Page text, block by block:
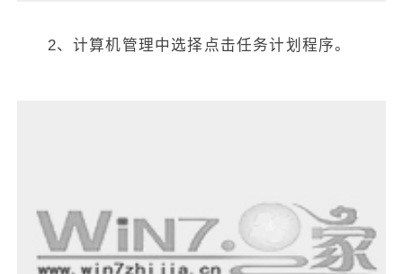
2、计算机管理中选择点击任务计划程序。